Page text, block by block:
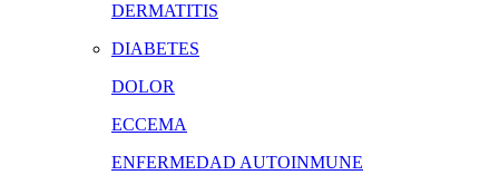
DERMATITIS
DIABETES
DOLOR
ECCEMA
ENFERMEDAD AUTOINMUNE